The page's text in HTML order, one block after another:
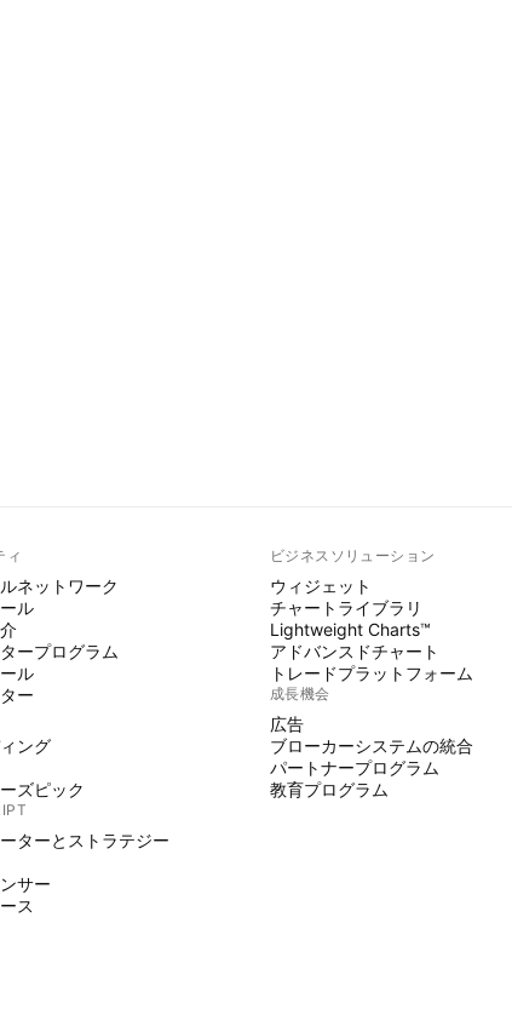
ィ
ネットワーク
ル
ープログラム
ル
ー
ング
ズピック
ターとストラテジー
サー
ス
ビジネスソリューション
ウィジェット
チャートライブラリ
Lightweight Charts™
アドバンスドチャート
トレードプラットフォーム
成長機会
広告
ブローカーシステムの統合
パートナープログラム
教育プログラム